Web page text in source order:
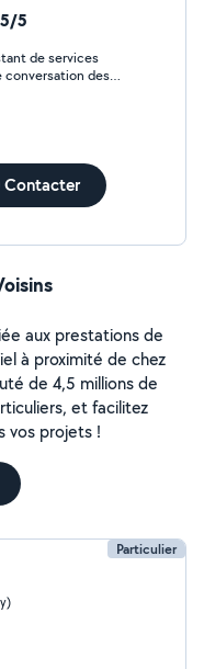
pas le matériel
du
votre domicile sauf
5
de services
conversation des
Contacter
aux prestations de
à proximité de chez
de 4,5 millions de
et facilitez
vos projets !
Particulier